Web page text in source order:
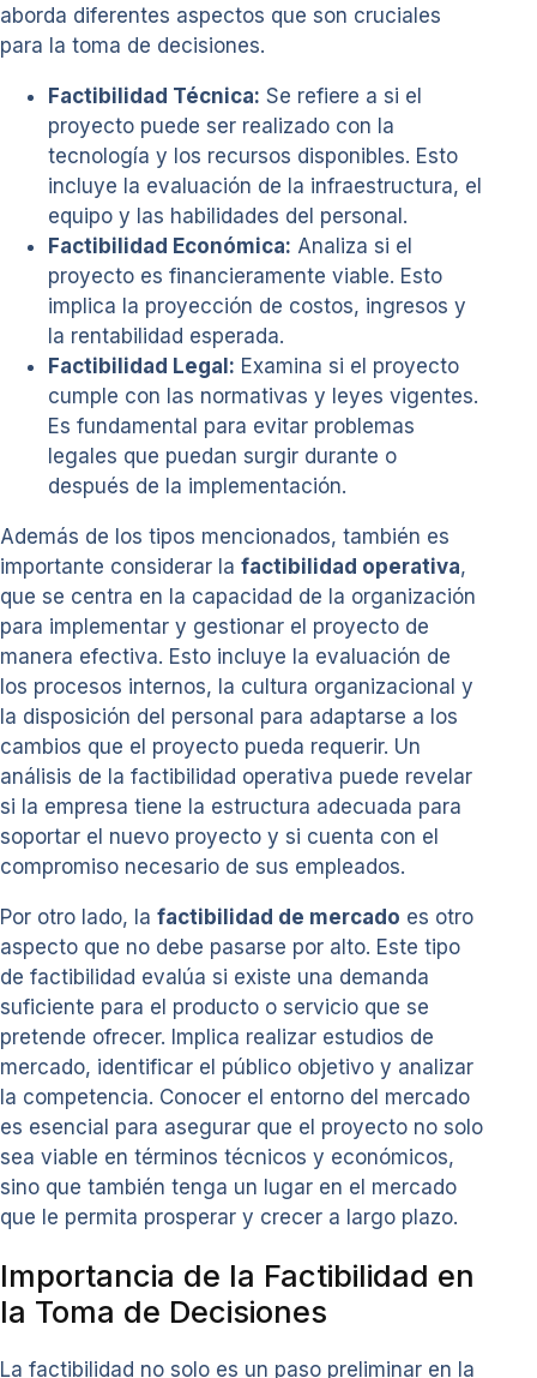
aborda diferentes aspectos que son cruciales
para la toma de decisiones.
Factibilidad Técnica: Se refiere a si el
proyecto puede ser realizado con la
tecnología y los recursos disponibles. Esto
incluye la evaluación de la infraestructura, el
equipo y las habilidades del personal.
Factibilidad Económica: Analiza si el
proyecto es financieramente viable. Esto
implica la proyección de costos, ingresos y
la rentabilidad esperada.
Factibilidad Legal: Examina si el proyecto
cumple con las normativas y leyes vigentes.
Es fundamental para evitar problemas
legales que puedan surgir durante o
después de la implementación.
Además de los tipos mencionados, también es
importante considerar la factibilidad operativa,
que se centra en la capacidad de la organización
para implementar y gestionar el proyecto de
manera efectiva. Esto incluye la evaluación de
los procesos internos, la cultura organizacional y
la disposición del personal para adaptarse a los
cambios que el proyecto pueda requerir. Un
análisis de la factibilidad operativa puede revelar
si la empresa tiene la estructura adecuada para
soportar el nuevo proyecto y si cuenta con el
compromiso necesario de sus empleados.
Por otro lado, la factibilidad de mercado es otro
aspecto que no debe pasarse por alto. Este tipo
de factibilidad evalúa si existe una demanda
suficiente para el producto o servicio que se
pretende ofrecer. Implica realizar estudios de
mercado, identificar el público objetivo y analizar
la competencia. Conocer el entorno del mercado
es esencial para asegurar que el proyecto no solo
sea viable en términos técnicos y económicos,
sino que también tenga un lugar en el mercado
que le permita prosperar y crecer a largo plazo.
Importancia de la Factibilidad en
la Toma de Decisiones
La factibilidad no solo es un paso preliminar en la